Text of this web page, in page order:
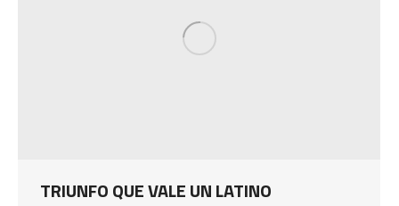
TRIUNFO QUE VALE UN LATINO